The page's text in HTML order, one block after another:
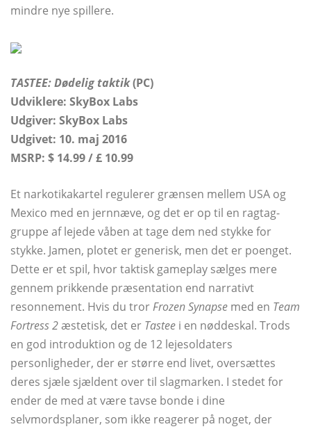
mindre nye spillere.
TASTEE: Dødelig taktik(PC)
Udviklere: SkyBox Labs
Udgiver: SkyBox Labs
Udgivet: 10. maj 2016
MSRP: $ 14.99 / £ 10.99
Et narkotikakartel regulerer grænsen mellem USA og
Mexico med en jernnæve, og det er op til en ragtag-
gruppe af lejede våben at tage dem ned stykke for
stykke. Jamen, plotet er generisk, men det er poenget.
Dette er et spil, hvor taktisk gameplay sælges mere
gennem prikkende præsentation end narrativt
resonnement. Hvis du trorFrozen Synapse med en Team
Fortress 2æstetisk, det er Tastee i en nøddeskal. Trods
en god introduktion og de 12 lejesoldaters
personligheder, der er større end livet, oversættes
deres sjæle sjældent over til slagmarken. I stedet for
ender de med at være tavse bonde i dine
selvmordsplaner, som ikke reagerer på noget, der